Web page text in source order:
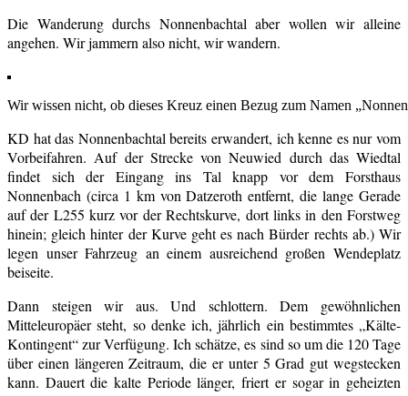
Die Wanderung durchs Nonnenbachtal aber wollen wir alleine
angehen. Wir jammern also nicht, wir wandern.
Wir wissen nicht, ob dieses Kreuz einen Bezug zum Namen
KD hat das Nonnenbachtal bereits erwandert, ich kenne es nur vom
Vorbeifahren. Auf der Strecke von Neuwied durch das Wiedtal
findet sich der Eingang ins Tal knapp vor dem Forsthaus
Nonnenbach (circa 1 km von Datzeroth entfernt, die lange Gerade
auf der L255 kurz vor der Rechtskurve, dort links in den Forstweg
hinein; gleich hinter der Kurve geht es nach Bürder rechts ab.) Wir
legen unser Fahrzeug an einem ausreichend großen Wendeplatz
beiseite.
Dann steigen wir aus. Und schlottern. Dem gewöhnlichen
Mitteleuropäer steht, so denke ich, jährlich ein bestimmtes „Kälte-
Kontingent“ zur Verfügung. Ich schätze, es sind so um die 120 Tage
über einen längeren Zeitraum, die er unter 5 Grad gut wegstecken
kann. Dauert die kalte Periode länger, friert er sogar in geheizten